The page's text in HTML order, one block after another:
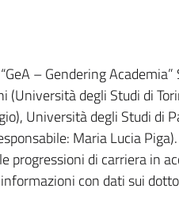
– Gendering
(Università degli Studi di
Università degli Studi di
Maria Lucia Piga).
progressioni di carriera in
con dati sui